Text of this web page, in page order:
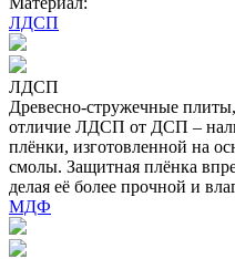
ЛДСП
ЛДСП
Древесно-стружечные
отличие ЛДСП от ДСП –
плёнки, изготовленной на
смолы. Защитная плёнка
делая её более прочной и
МДФ